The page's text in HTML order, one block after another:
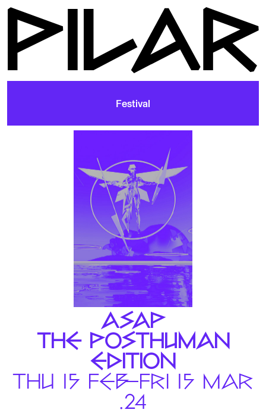
Festival
ASAP
THE POSTHUMAN
EDITION
THU 15 FEB—FRI 15 MAR
.24